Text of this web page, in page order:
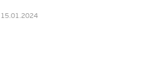
15.01.2024